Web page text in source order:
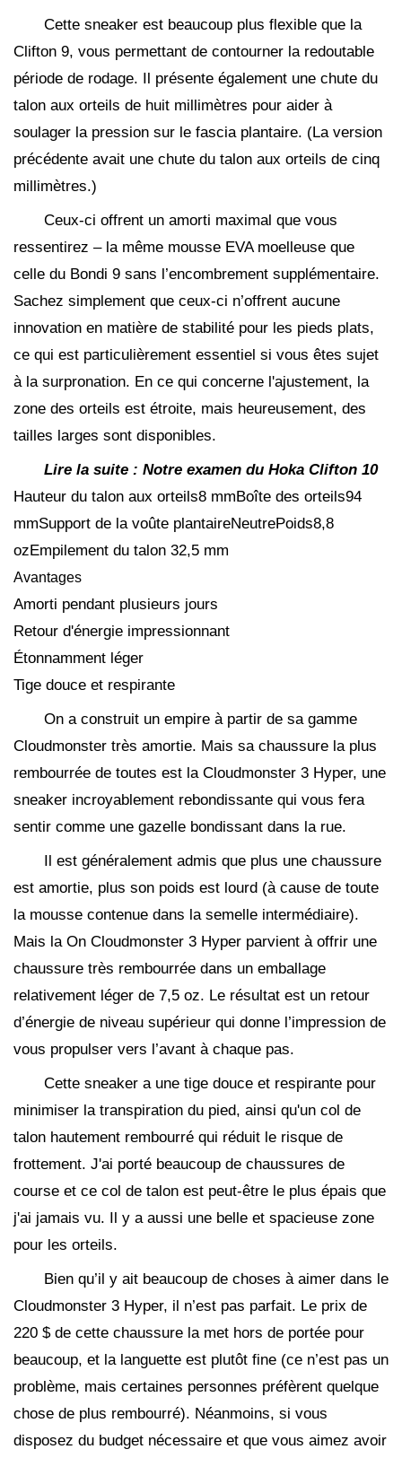
Cette sneaker est beaucoup plus flexible que la
Clifton 9, vous permettant de contourner la redoutable
période de rodage. Il présente également une chute du
talon aux orteils de huit millimètres pour aider à
soulager la pression sur le fascia plantaire. (La version
précédente avait une chute du talon aux orteils de cinq
millimètres.)
Ceux-ci offrent un amorti maximal que vous
ressentirez – la même mousse EVA moelleuse que
celle du Bondi 9 sans l’encombrement supplémentaire.
Sachez simplement que ceux-ci n’offrent aucune
innovation en matière de stabilité pour les pieds plats,
ce qui est particulièrement essentiel si vous êtes sujet
à la surpronation. En ce qui concerne l'ajustement, la
zone des orteils est étroite, mais heureusement, des
tailles larges sont disponibles.
Lire la suite : Notre examen du Hoka Clifton 10
Hauteur du talon aux orteils8 mmBoîte des orteils94
mmSupport de la voûte plantaireNeutrePoids8,8
ozEmpilement du talon 32,5 mm
Avantages
Amorti pendant plusieurs jours
Retour d'énergie impressionnant
Étonnamment léger
Tige douce et respirante
On a construit un empire à partir de sa gamme
Cloudmonster très amortie. Mais sa chaussure la plus
rembourrée de toutes est la Cloudmonster 3 Hyper, une
sneaker incroyablement rebondissante qui vous fera
sentir comme une gazelle bondissant dans la rue.
Il est généralement admis que plus une chaussure
est amortie, plus son poids est lourd (à cause de toute
la mousse contenue dans la semelle intermédiaire).
Mais la On Cloudmonster 3 Hyper parvient à offrir une
chaussure très rembourrée dans un emballage
relativement léger de 7,5 oz. Le résultat est un retour
d’énergie de niveau supérieur qui donne l’impression de
vous propulser vers l’avant à chaque pas.
Cette sneaker a une tige douce et respirante pour
minimiser la transpiration du pied, ainsi qu'un col de
talon hautement rembourré qui réduit le risque de
frottement. J'ai porté beaucoup de chaussures de
course et ce col de talon est peut-être le plus épais que
j'ai jamais vu. Il y a aussi une belle et spacieuse zone
pour les orteils.
Bien qu’il y ait beaucoup de choses à aimer dans le
Cloudmonster 3 Hyper, il n’est pas parfait. Le prix de
220 $ de cette chaussure la met hors de portée pour
beaucoup, et la languette est plutôt fine (ce n’est pas un
problème, mais certaines personnes préfèrent quelque
chose de plus rembourré). Néanmoins, si vous
disposez du budget nécessaire et que vous aimez avoir